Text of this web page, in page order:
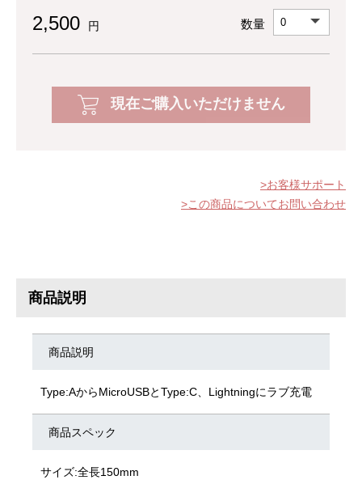
2,500 円 数量
現在ご購入いただけません
お客様サポート
この商品についてお問い合わせ
商品説明
商品説明
Type:AからMicroUSBとType:C、Lightningにラブ充電
商品スペック
サイズ:全長150mm